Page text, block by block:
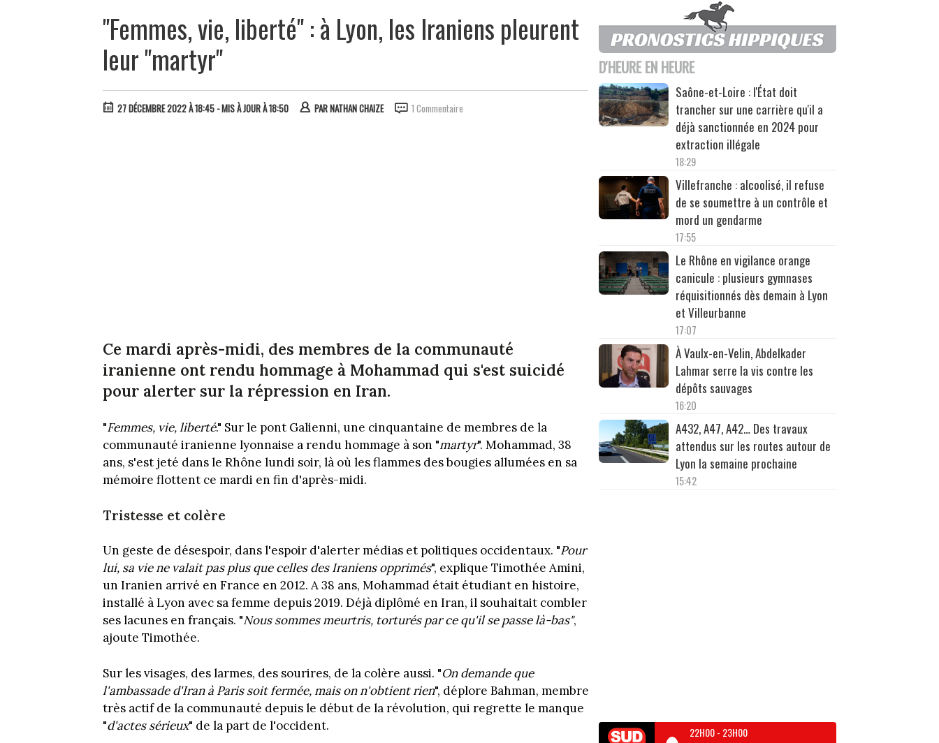
"Femmes, vie, liberté" : à Lyon, les Iraniens pleurent
leur "martyr"
27 DÉCEMBRE 2022 À 18:45 - MIS À JOUR À 18:50 PARNATHAN CHAIZE 1 Commentaire
Ce mardi après-midi, des membres de la communauté
iranienne ont rendu hommage à Mohammad qui s'est suicidé
pour alerter sur la répression en Iran.
"Femmes, vie, liberté." Sur le pont Galienni, une cinquantaine de membres de la
communauté iranienne lyonnaise a rendu hommage à son "martyr". Mohammad, 38
ans, s'est jeté dans le Rhône lundi soir, là où les flammes des bougies allumées en sa
mémoire flottent ce mardi en fin d'après-midi.
Tristesse et colère
Un geste de désespoir, dans l'espoir d'alerter médias et politiques occidentaux. "Pour
lui, sa vie ne valait pas plus que celles des Iraniens opprimés", explique Timothée Amini,
un Iranien arrivé en France en 2012. A 38 ans, Mohammad était étudiant en histoire,
installé à Lyon avec sa femme depuis 2019. Déjà diplômé en Iran, il souhaitait combler
ses lacunes en français. "Nous sommes meurtris, torturés par ce qu'il se passe là-bas",
ajoute Timothée.
Sur les visages, des larmes, des sourires, de la colère aussi. "On demande que
l'ambassade d'Iran à Paris soit fermée, mais on n'obtient rien", déplore Bahman, membre
très actif de la communauté depuis le début de la révolution, qui regrette le manque
"d'actes sérieux" de la part de l'occident.
D'HEURE EN HEURE
Saône-et-Loire : l'État doit
trancher sur une carrière qu'il a
déjà sanctionnée en 2024 pour
extraction illégale
18:29
Villefranche : alcoolisé, il refuse
de se soumettre à un contrôle et
mord un gendarme
17:55
Le Rhône en vigilance orange
canicule : plusieurs gymnases
réquisitionnés dès demain à Lyon
et Villeurbanne
17:07
À Vaulx-en-Velin, Abdelkader
Lahmar serre la vis contre les
dépôts sauvages
16:20
A432, A47, A42… Des travaux
attendus sur les routes autour de
Lyon la semaine prochaine
15:42
22H00- 23H00